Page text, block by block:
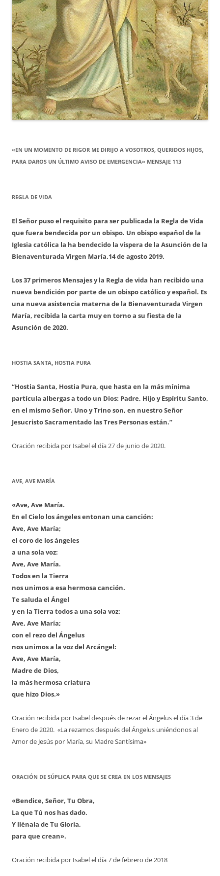
«EN UN MOMENTO DE RIGOR ME DIRIJO A VOSOTROS, QUERIDOS HIJOS,
PARA DAROS UN ÚLTIMO AVISO DE EMERGENCIA» MENSAJE 113
REGLA DE VIDA
El Señor puso el requisito para ser publicada la Regla de Vida
que fuera bendecida por un obispo. Un obispo español de la
Iglesia católica la ha bendecido la víspera de la Asunción de la
Bienaventurada Virgen María.14 de agosto 2019.
Los 37 primeros Mensajes y la Regla de vida han recibido una
nueva bendición por parte de un obispo católico y español. Es
una nueva asistencia materna de la Bienaventurada Virgen
María, recibida la carta muy en torno a su fiesta de la
Asunción de 2020.
HOSTIA SANTA, HOSTIA PURA
“Hostia Santa, Hostia Pura, que hasta en la más mínima
partícula albergas a todo un Dios: Padre, Hijo y Espíritu Santo,
en el mismo Señor. Uno y Trino son, en nuestro Señor
Jesucristo Sacramentado las Tres Personas están.”
Oración recibida por Isabel el día 27 de junio de 2020.
AVE, AVE MARÍA
«Ave, Ave María.
En el Cielo los ángeles entonan una canción:
Ave, Ave María;
el coro de los ángeles
a una sola voz:
Ave, Ave María.
Todos en la Tierra
nos unimos a esa hermosa canción.
Te saluda el Ángel
y en la Tierra todos a una sola voz:
Ave, Ave María;
con el rezo del Ángelus
nos unimos a la voz del Arcángel:
Ave, Ave María,
Madre de Dios,
la más hermosa criatura
que hizo Dios.»
Oración recibida por Isabel después de rezar el Ángelus el día 3 de
Enero de 2020. «La rezamos después del Ángelus uniéndonos al
Amor de Jesús por María, su Madre Santísima»
ORACIÓN DE SÚPLICA PARA QUE SE CREA EN LOS MENSAJES
«Bendice, Señor, Tu Obra,
La que Tú nos has dado.
Y llénala de Tu Gloria,
para que crean».
Oración recibida por Isabel el día 7 de febrero de 2018